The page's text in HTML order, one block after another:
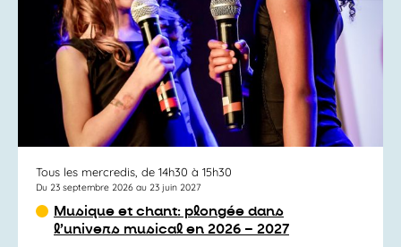
Tous les mercredis, de 14h30 à 15h30
Du 23 septembre 2026 au 23 juin 2027
Musique et chant: plongée dans
l’univers musical en 2026 – 2027